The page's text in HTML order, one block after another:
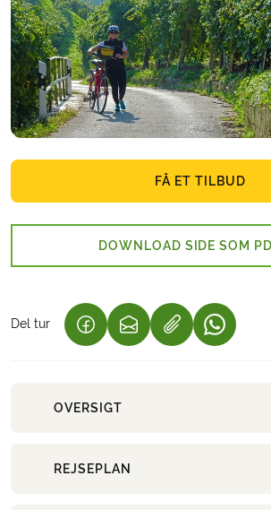
FÅ ET TILBUD
DOWNLOAD SIDE SOM
Del tur (LINK ÅBNER I NY FANE)
(LINK ÅBNER I NY
(LINK
OVERSIGT
REJSEPLAN